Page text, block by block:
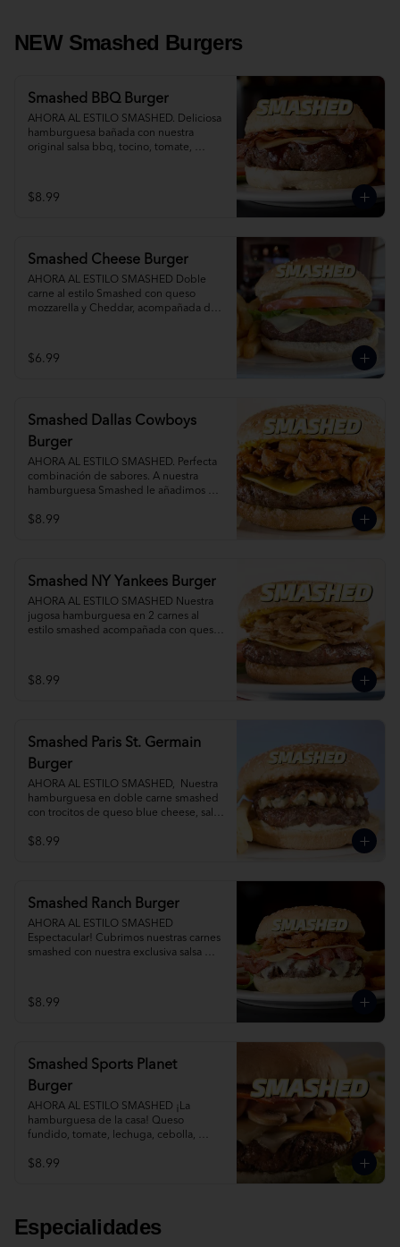
NEW Smashed Burgers
Smashed BBQ Burger
AHORA AL ESTILO SMASHED. Deliciosa
hamburguesa bañada con nuestra
original salsa bbq, tocino, tomate,
$8.99
Smashed Cheese Burger
AHORA AL ESTILO SMASHED Doble
carne al estilo Smashed con queso
mozzarella y Cheddar, acompañada de
$6.99
Smashed Dallas Cowboys
Burger
AHORA AL ESTILO SMASHED. Perfecta
combinación de sabores. A nuestra
hamburguesa Smashed le añadimos
Papas Fritas y Gaseosa por separado.
$8.99
Smashed NY Yankees Burger
AHORA AL ESTILO SMASHED Nuestra
jugosa hamburguesa en 2 carnes al
estilo smashed acompañada con queso
$8.99
Smashed Paris St. Germain
Burger
AHORA AL ESTILO SMASHED,  Nuestra
hamburguesa en doble carne smashed
con trocitos de queso blue cheese, salsa
caramelizadas al romero. Agrega Papas
$8.99
Smashed Ranch Burger
AHORA AL ESTILO SMASHED
Espectacular! Cubrimos nuestras carnes
smashed con nuestra exclusiva salsa
separado.
$8.99
Smashed Sports Planet
Burger
AHORA AL ESTILO SMASHED ¡La
hamburguesa de la casa! Queso
fundido, tomate, lechuga, cebolla,
Agrega Papas Fritas y Gaseosa por
$8.99
Especialidades